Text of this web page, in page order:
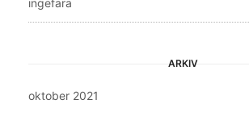
ingefära
ARKIV
oktober 2021